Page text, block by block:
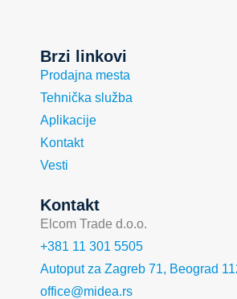
Brzi linkovi
Prodajna mesta
Tehnička služba
Aplikacije
Kontakt
Vesti
Kontakt
Elcom Trade d.o.o.
+381 11 301 5505
Autoput za Zagreb 71, Beograd
office@midea.rs